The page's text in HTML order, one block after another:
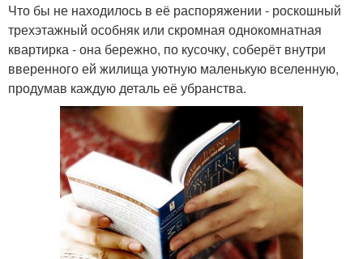
Что бы не находилось в её распоряжении - роскошный
трехэтажный особняк или скромная однокомнатная
квартирка - она бережно, по кусочку, соберёт внутри
вверенного ей жилища уютную маленькую вселенную,
продумав каждую деталь её убранства.